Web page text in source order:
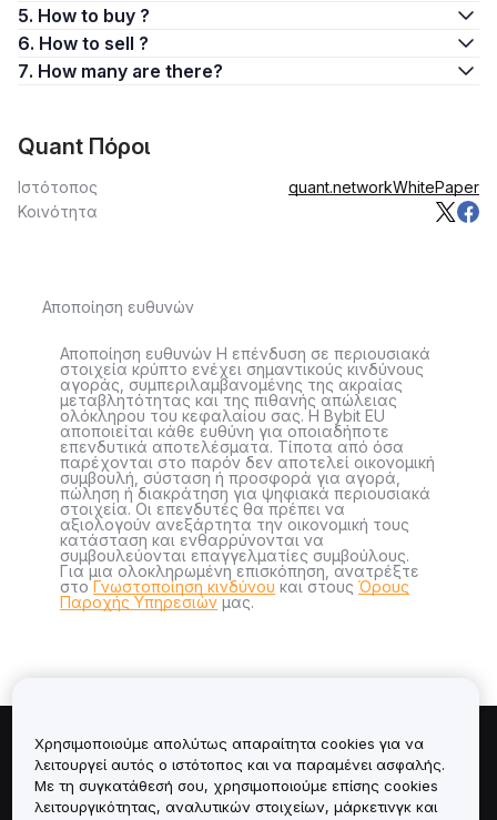
5. How to buy ?
6. How to sell ?
7. How many are there?
Quant Πόροι
Ιστότοπος quant.networkWhitePaper
Κοινότητα
Αποποίηση ευθυνών
Αποποίηση ευθυνών Η επένδυση σε περιουσιακά
στοιχεία κρύπτο ενέχει σημαντικούς κινδύνους
αγοράς, συμπεριλαμβανομένης της ακραίας
μεταβλητότητας και της πιθανής απώλειας
ολόκληρου του κεφαλαίου σας. Η Bybit EU
αποποιείται κάθε ευθύνη για οποιαδήποτε
επενδυτικά αποτελέσματα. Τίποτα από όσα
παρέχονται στο παρόν δεν αποτελεί οικονομική
συμβουλή, σύσταση ή προσφορά για αγορά,
πώληση ή διακράτηση για ψηφιακά περιουσιακά
στοιχεία. Οι επενδυτές θα πρέπει να
αξιολογούν ανεξάρτητα την οικονομική τους
κατάσταση και ενθαρρύνονται να
συμβουλεύονται επαγγελματίες συμβούλους.
Για μια ολοκληρωμένη επισκόπηση, ανατρέξτε
στοΓνωστοποίηση κινδύνου και στους Όρους
Παροχής Υπηρεσιών μας.
Πληροφορίες για
Υπηρεσίες
Χρησιμοποιούμε απολύτως απαραίτητα cookies για να
λειτουργεί αυτός ο ιστότοπος και να παραμένει ασφαλής.
Με τη συγκατάθεσή σου, χρησιμοποιούμε επίσης cookies
λειτουργικότητας, αναλυτικών στοιχείων, μάρκετινγκ και